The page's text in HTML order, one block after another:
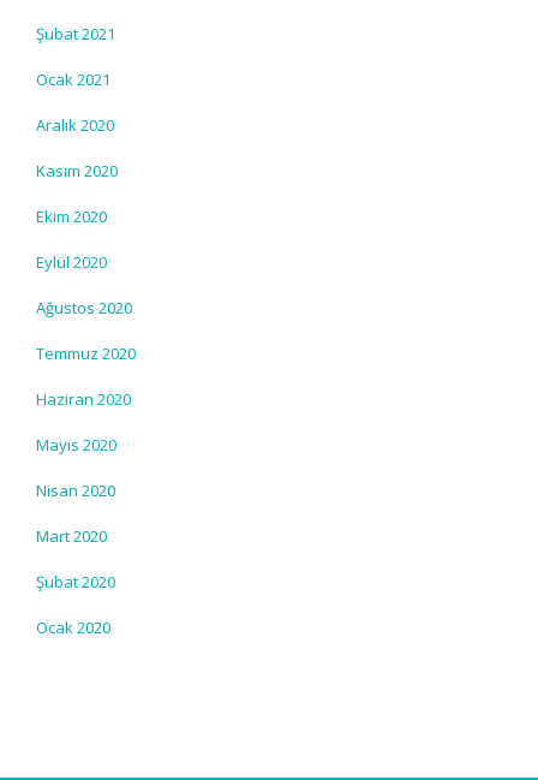
Şubat 2021
Ocak 2021
Aralık 2020
Kasım 2020
Ekim 2020
Eylül 2020
Ağustos 2020
Temmuz 2020
Haziran 2020
Mayıs 2020
Nisan 2020
Mart 2020
Şubat 2020
Ocak 2020